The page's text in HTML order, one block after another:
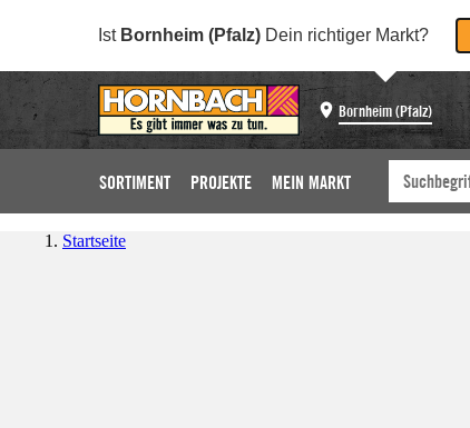
Ist Bornheim (Pfalz) Dein richtiger Markt?
Bornheim (Pfalz)
SORTIMENT PROJEKTE MEIN MARKT
Startseite